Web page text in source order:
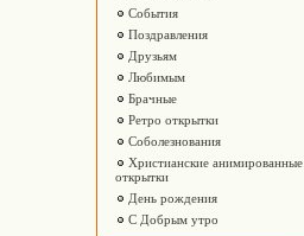
События
Поздравления
Друзьям
Любимым
Брачные
Ретро открытки
Соболезнования
Христианские анимированные
открытки
День рождения
С Добрым утро